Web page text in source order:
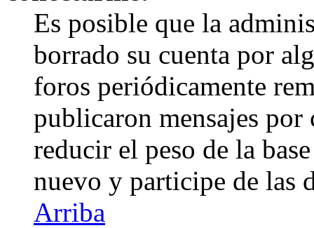
Es posible que la
borrado su cuenta por
foros periódicamente
publicaron mensajes
reducir el peso de la
nuevo y participe de las
Arriba